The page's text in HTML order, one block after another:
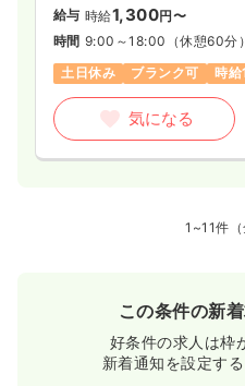
給与 時給1,300円〜
時間 9:00～18:00 （休憩60分）
土日休み
ブランク可 時
気になる
1~11件（
この条件の新
好条件の求人は枠
新着通知を設定す